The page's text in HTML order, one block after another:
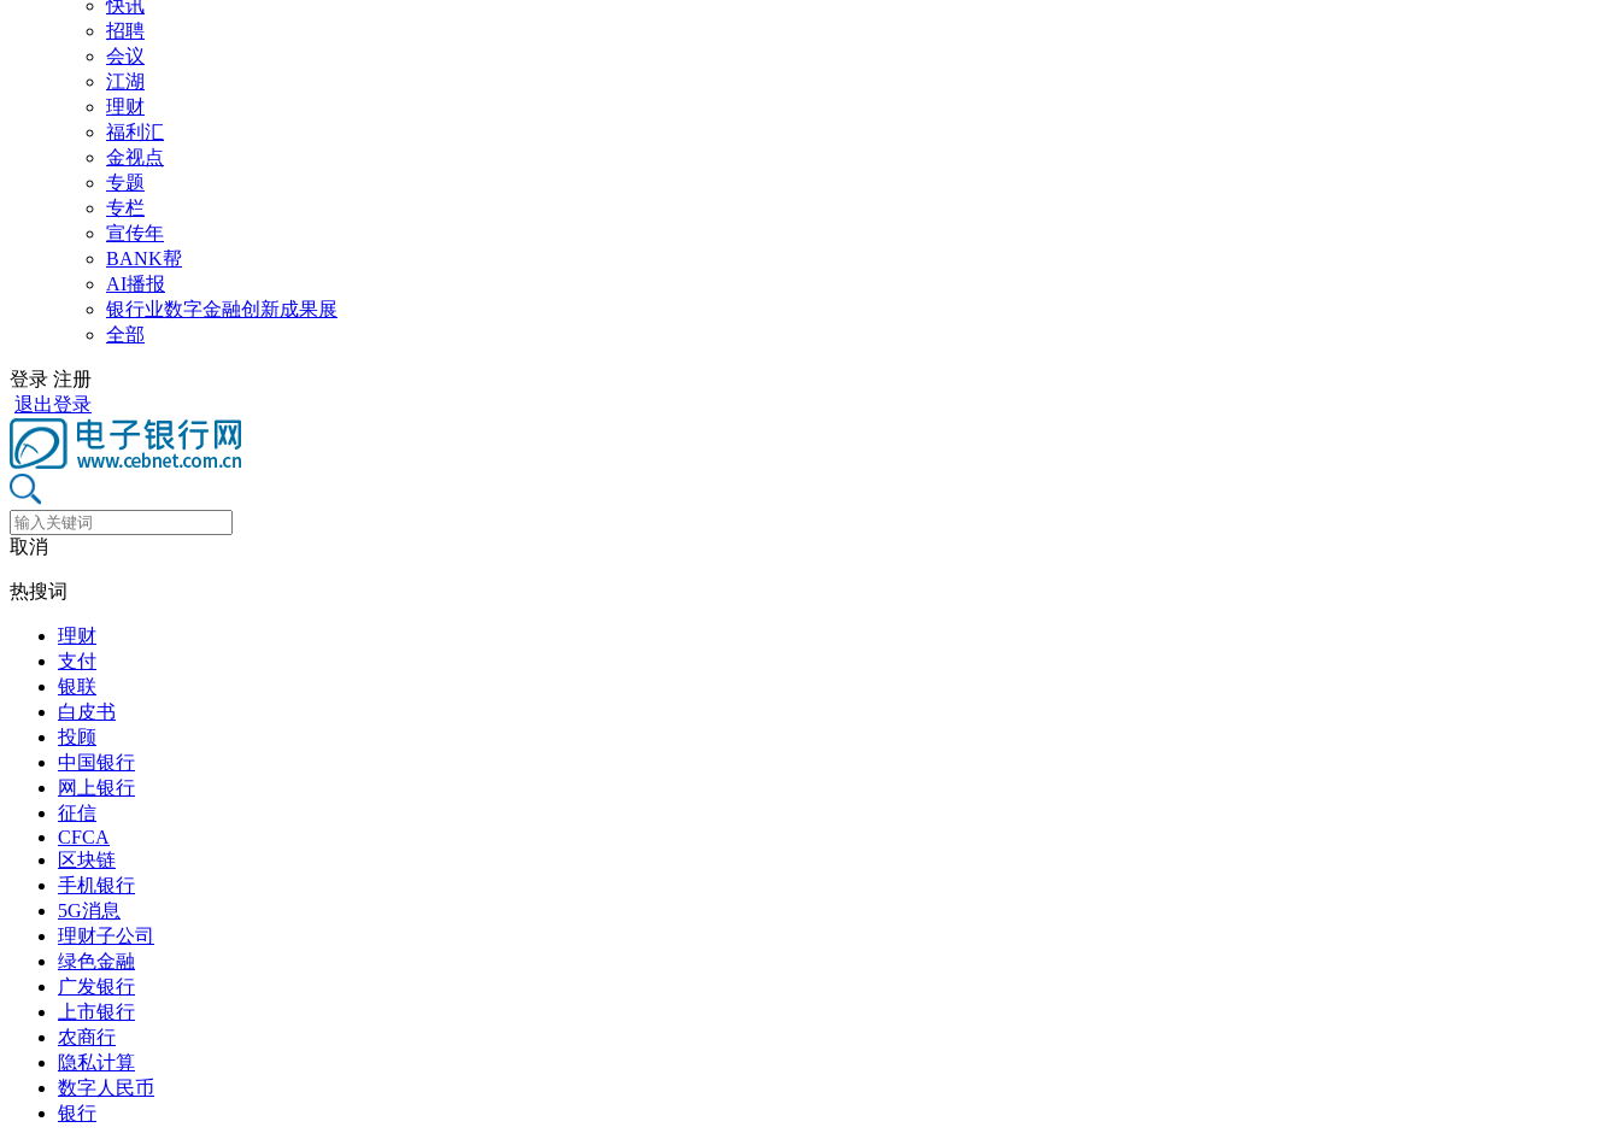
快讯
招聘
会议
江湖
理财
福利汇
金视点
专题
专栏
宣传年
BANK帮
AI播报
银行业数字金融创新成果展
全部
登录 注册
退出登录
取消
热搜词
理财
支付
银联
白皮书
投顾
中国银行
网上银行
征信
CFCA
区块链
手机银行
5G消息
理财子公司
绿色金融
广发银行
上市银行
农商行
隐私计算
数字人民币
银行